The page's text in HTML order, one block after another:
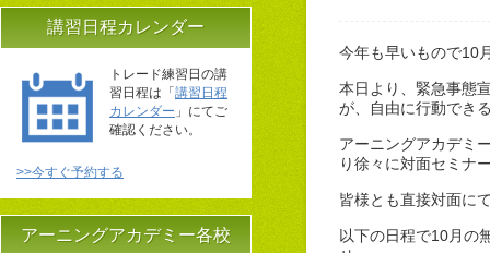
今年も早いもので10
本日より、緊急事態
が、自由に行動でき
アーニングアカデミ
り徐々に対面セミナ
皆様とも直接対面に
以下の日程で10月の
講習日程カレンダー
トレード練習日の講
習日程は「 講習日程
カレンダー 」にてご
確認ください。
>>今すぐ予約する
アーニングアカデミー各校